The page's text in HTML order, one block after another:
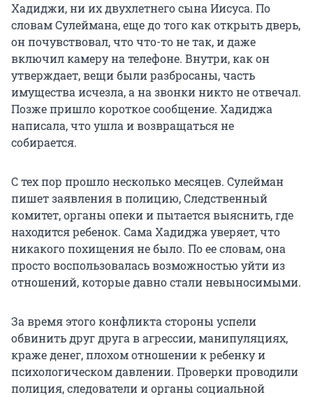
Хадиджи, ни их двухлетнего сына Иисуса. По
словам Сулеймана, еще до того как открыть дверь,
он почувствовал, что что-то не так, и даже
включил камеру на телефоне. Внутри, как он
утверждает, вещи были разбросаны, часть
имущества исчезла, а на звонки никто не отвечал.
Позже пришло короткое сообщение. Хадиджа
написала, что ушла и возвращаться не
собирается.
С тех пор прошло несколько месяцев. Сулейман
пишет заявления в полицию, Следственный
комитет, органы опеки и пытается выяснить, где
находится ребенок. Сама Хадиджа уверяет, что
никакого похищения не было. По ее словам, она
просто воспользовалась возможностью уйти из
отношений, которые давно стали невыносимыми.
За время этого конфликта стороны успели
обвинить друг друга в агрессии, манипуляциях,
краже денег, плохом отношении к ребенку и
психологическом давлении. Проверки проводили
полиция, следователи и органы социальной